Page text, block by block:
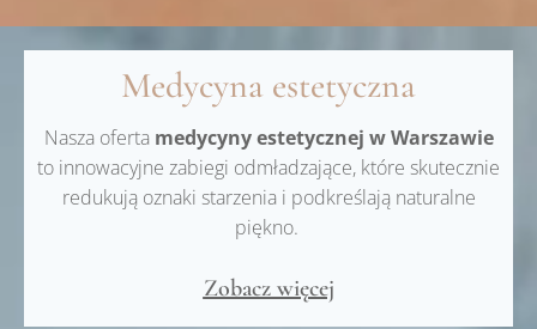
Medycyna estetyczna
Nasza oferta medycyny estetycznej w Warszawie
to innowacyjne zabiegi odmładzające, które skutecznie
redukują oznaki starzenia i podkreślają naturalne
piękno.
Zobacz więcej